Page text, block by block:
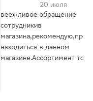
20 июля
веежливое обращение
сотрудникив
находиться в данном
магазине.Ассортимент